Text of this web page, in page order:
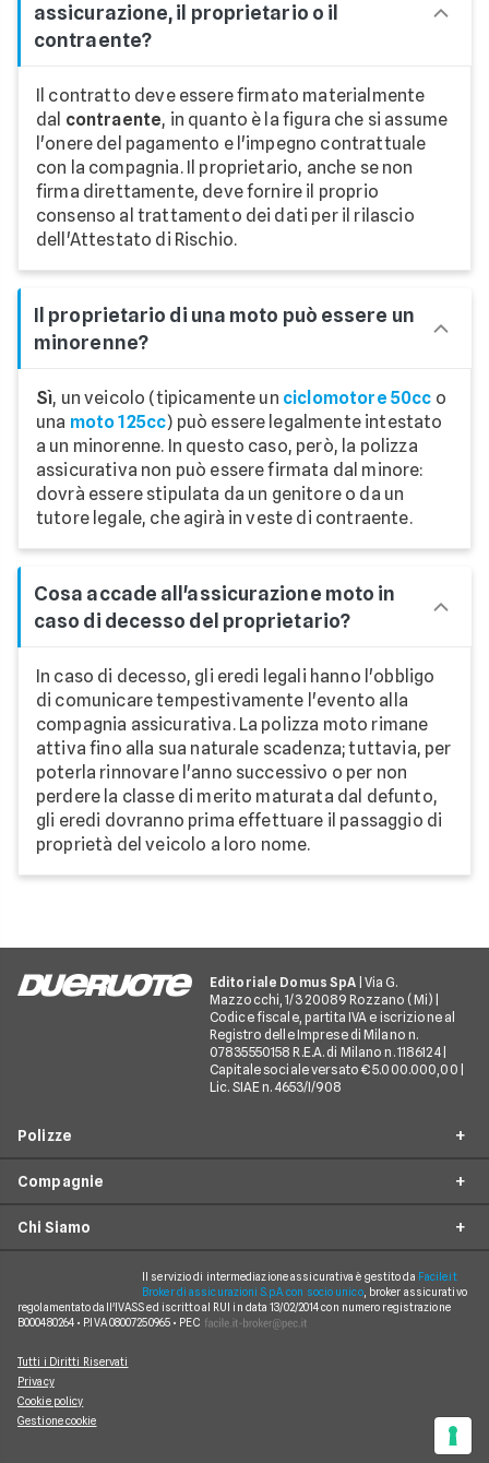
assicurazione, il proprietario o il
contraente?
Il contratto deve essere firmato materialmente
dal contraente, in quanto è la figura che si assume
l'onere del pagamento e l'impegno contrattuale
con la compagnia. Il proprietario, anche se non
firma direttamente, deve fornire il proprio
consenso al trattamento dei dati per il rilascio
dell'Attestato di Rischio.
Il proprietario di una moto può essere un
minorenne?
Sì, un veicolo (tipicamente un ciclomotore 50cc o
una moto 125cc) può essere legalmente intestato
a un minorenne. In questo caso, però, la polizza
assicurativa non può essere firmata dal minore:
dovrà essere stipulata da un genitore o da un
tutore legale, che agirà in veste di contraente.
Cosa accade all'assicurazione moto in
caso di decesso del proprietario?
In caso di decesso, gli eredi legali hanno l'obbligo
di comunicare tempestivamente l'evento alla
compagnia assicurativa. La polizza moto rimane
attiva fino alla sua naturale scadenza; tuttavia, per
poterla rinnovare l'anno successivo o per non
perdere la classe di merito maturata dal defunto,
gli eredi dovranno prima effettuare il passaggio di
proprietà del veicolo a loro nome.
Editoriale Domus SpA | Via G.
Mazzocchi, 1/3 20089 Rozzano (Mi) |
Codice fiscale, partita IVA e iscrizione al
Registro delle Imprese di Milano n.
07835550158 R.E.A. di Milano n. 1186124 |
Capitale sociale versato € 5.000.000,00 |
Lic. SIAE n. 4653/I/908
Polizze
Furto incendio
Assistenza stradale
Tutela legale
Bonus protetto
Assicurazione satellitare
Compagnie
Prima Assicurazioni
Genertel
Linear
ConTe.it
Chi Siamo
In evidenza
Chi siamo
Come funziona
Mappa del sito
Il servizio di intermediazione assicurativa è gestito da Facile.it
Broker di assicurazioni S.p.A. con socio unico, broker assicurativo
regolamentato dall'IVASS ed iscritto al RUI in data 13/02/2014 con numero registrazione
B000480264 • P.IVA 08007250965 • PEC
Tutti i Diritti Riservati
Privacy
Cookie policy
Gestione cookie